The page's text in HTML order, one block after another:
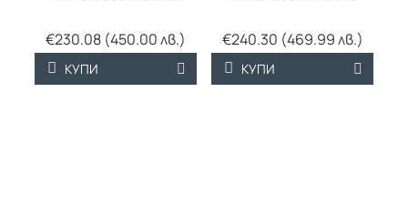
€230.08 (450.00 лв.)
КУПИ
€240.30 (469.99 лв.)
КУПИ